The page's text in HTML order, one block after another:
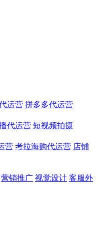
运营 拼多多代运营
代运营 短视频拍摄
营 考拉海购代运营 店铺
营销推广 视觉设计 客服外